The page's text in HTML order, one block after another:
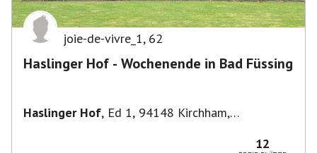
joie-de-vivre_1, 62
Haslinger Hof - Wochenende in Bad Füssing
Haslinger Hof, Ed 1, 94148 Kirchham,
12